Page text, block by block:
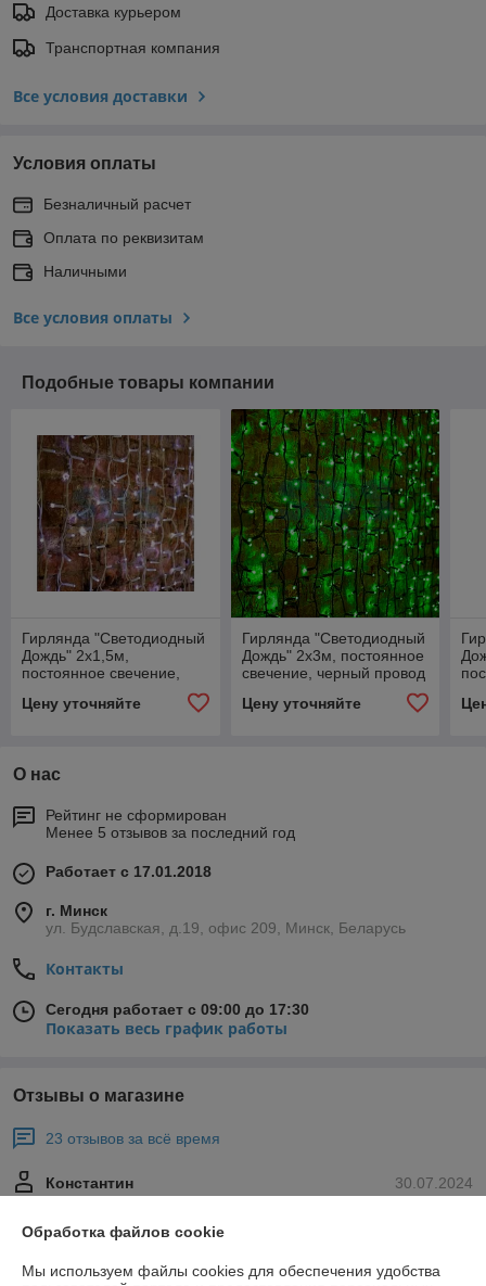
Доставка курьером
Транспортная компания
Все условия доставки
Условия оплаты
Безналичный расчет
Оплата по реквизитам
Наличными
Все условия оплаты
Подобные товары компании
Гирлянда "Светодиодный
Дождь" 2х1,5м,
постоянное свечение,
белый провод "КАУЧУК",
230 В, диоды БЕЛЫЕ, 360
Цену уточняйте
Гирлянда "Светодиодный
Дождь" 2х3м, постоянное
свечение, черный провод
"КАУЧУК", 230 В, диоды
ЗЕЛЁНЫЕ, 760 LED
Цену уточняйте
О нас
Рейтинг не сформирован
Менее 5 отзывов за последний год
Работает с 17.01.2018
г. Минск
ул. Будславская, д.19, офис 209, Минск, Беларусь
Контакты
Сегодня работает с 09:00 до 17:30
Показать весь график работы
Отзывы о магазине
23 отзывов за всё время
30.07.2024
Константин
Обработка файлов cookie
Мы используем файлы cookies для обеспечения удобства